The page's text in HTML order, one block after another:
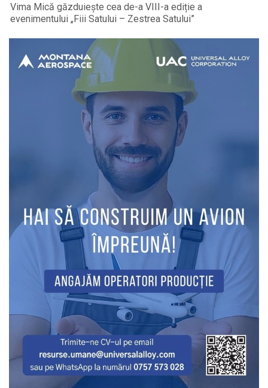
Vima Mică găzduiește cea de-a VIII-a ediție a
evenimentului „Fiii Satului – Zestrea Satului”